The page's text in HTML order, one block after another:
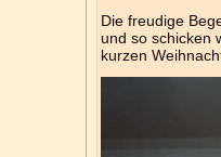
Die freudige
und so schicken
kurzen